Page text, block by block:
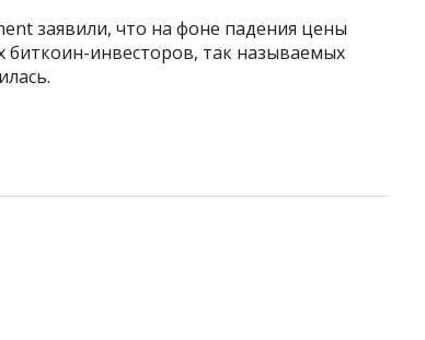
заявили, что на фоне падения цены
инвесторов, так называемых